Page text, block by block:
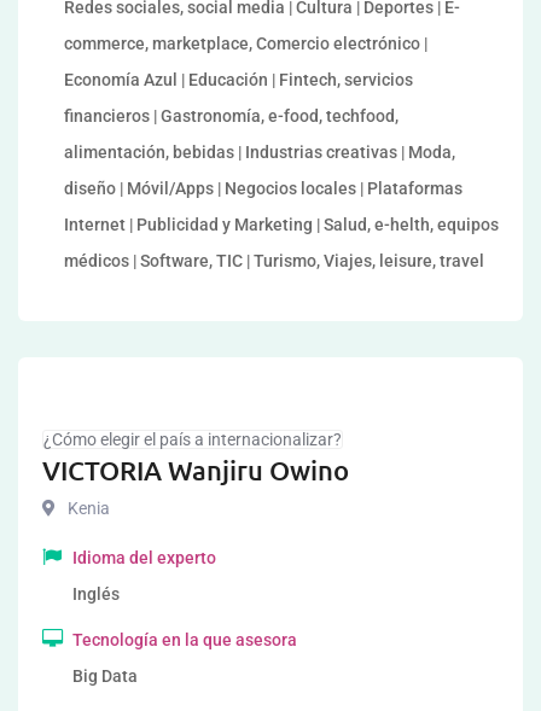
Redes sociales, social media | Cultura | Deportes | E-
commerce, marketplace, Comercio electrónico |
Economía Azul | Educación | Fintech, servicios
financieros | Gastronomía, e-food, techfood,
alimentación, bebidas | Industrias creativas | Moda,
diseño | Móvil/Apps | Negocios locales | Plataformas
Internet | Publicidad y Marketing | Salud, e-helth, equipos
médicos | Software, TIC | Turismo, Viajes, leisure, travel
¿Cómo elegir el país a internacionalizar?
VICTORIA Wanjiru Owino
Kenia
Idioma del experto
Inglés
Tecnología en la que asesora
Big Data